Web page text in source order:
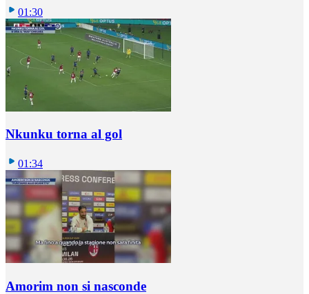
01:30
Nkunku torna al gol
01:34
Amorim non si nasconde